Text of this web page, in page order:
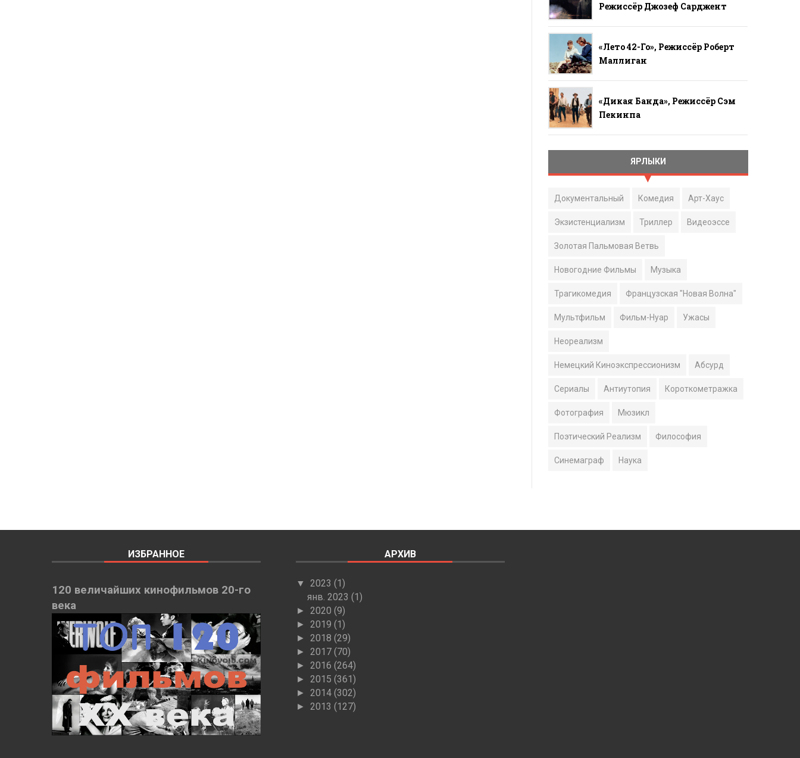
Режиссёр Джозеф Сарджент
«Лето 42-Го», Режиссёр Роберт
Маллиган
«Дикая Банда», Режиссёр Сэм
Пекинпа
ЯРЛЫКИ
Документальный Комедия Арт-Хаус
Экзистенциализм Триллер Видеоэссе
Золотая Пальмовая Ветвь
Новогодние Фильмы Музыка
Трагикомедия Французская "Новая Волна"
Мультфильм Фильм-Нуар Ужасы
Неореализм
Немецкий Киноэкспрессионизм Абсурд
Сериалы Антиутопия Короткометражка
Фотография Мюзикл
Поэтический Реализм Философия
Синемаграф Наука
ИЗБРАННОЕ
120 величайших кинофильмов 20-го
века
АРХИВ
▼ 2023 (1)
янв. 2023 (1)
► 2020 (9)
► 2019 (1)
► 2018 (29)
► 2017 (70)
► 2016 (264)
► 2015 (361)
► 2014 (302)
► 2013 (127)